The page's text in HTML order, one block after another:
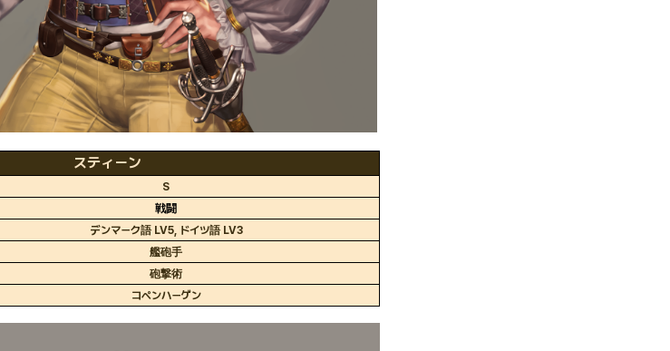
スティーン
S
戦闘
デンマーク語 LV5, ドイツ語 LV3
艦砲手
砲撃術
コペンハーゲン